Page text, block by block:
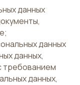
данных
данных
данных,
требованием
данных,